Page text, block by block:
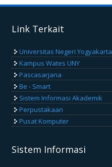
Link Terkait
Universitas Negeri Yogyakarta
Kampus Wates UNY
Pascasarjana
Be - Smart
Sistem Informasi Akademik
Perpustakaan
Pusat Komputer
Sistem Informasi